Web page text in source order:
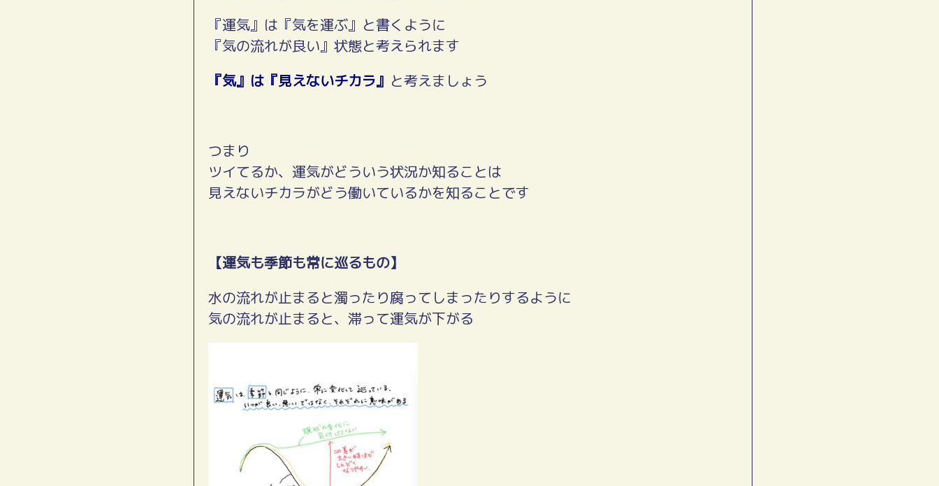
『運気』は『気を運ぶ』と書くように
『気の流れが良い』状態と考えられます
『気』は『見えないチカラ』 と考えましょう
つまり
ツイてるか、運気がどういう状況か知ることは
見えないチカラがどう働いているかを知ることです
【運気も季節も常に巡るもの】
水の流れが止まると濁ったり腐ってしまったりするように
気の流れが止まると、滞って運気が下がる